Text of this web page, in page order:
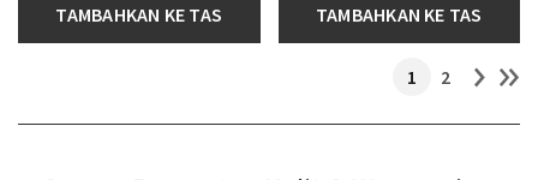
TAMBAHKAN KE TAS TAMBAHKAN KE TAS
1 2